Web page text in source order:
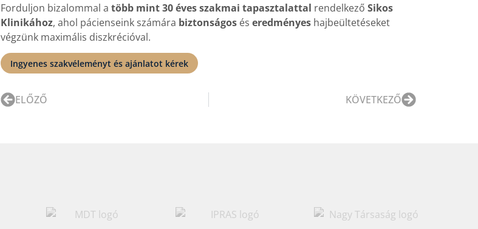
Forduljon bizalommal a több mint 30 éves szakmai tapasztalattal rendelkező Sikos
Klinikához, ahol pácienseink számára biztonságos és eredményes hajbeültetéseket
végzünk maximális diszkrécióval.
Ingyenes szakvéleményt és ajánlatot kérek
ELŐZŐ KÖVETKEZŐ